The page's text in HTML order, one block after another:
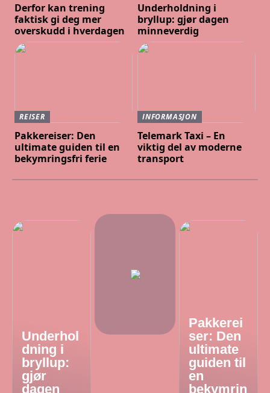
Derfor kan trening
faktisk gi deg mer
overskudd i hverdagen
Underholdning i
bryllup: gjør dagen
minneverdig
REISER
Pakkereiser: Den
ultimate guiden til en
bekymringsfri ferie
INFORMASJON
Telemark Taxi – En
viktig del av moderne
transport
Underhol
dning i
bryllup:
gjør
dagen
Pakkerei
ser: Den
ultimate
guiden til
en
bekymrin